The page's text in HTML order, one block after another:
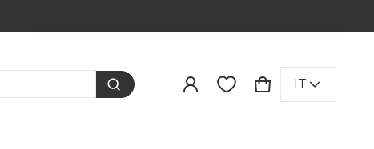
CARRELLO
0 ITEMS
IT